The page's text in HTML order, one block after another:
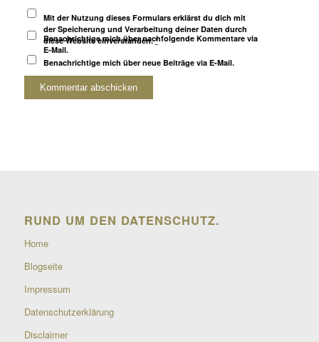
Mit der Nutzung dieses Formulars erklärst du dich mit
der Speicherung und Verarbeitung deiner Daten durch
diese Website einverstanden.*
Benachrichtige mich über nachfolgende Kommentare via
E-Mail.
Benachrichtige mich über neue Beiträge via E-Mail.
RUND UM DEN DATENSCHUTZ.
Home
Blogseite
Impressum
Datenschutzerklärung
Disclaimer